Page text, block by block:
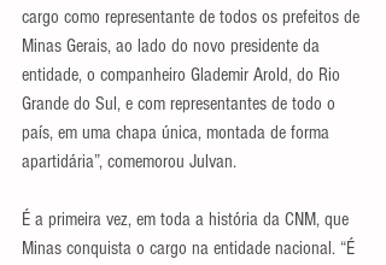
cargo como representante de todos os prefeitos de
Minas Gerais, ao lado do novo presidente da
entidade, o companheiro Glademir Arold, do Rio
Grande do Sul, e com representantes de todo o
país, em uma chapa única, montada de forma
apartidária”, comemorou Julvan.
É a primeira vez, em toda a história da CNM, que
Minas conquista o cargo na entidade nacional. “É